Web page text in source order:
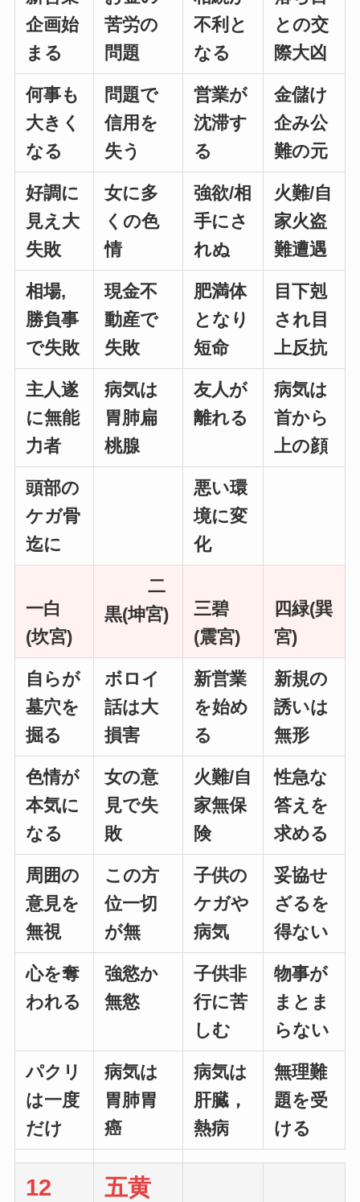
企画始
まる
苦労の
問題
不利と
なる
との交
際大凶
何事も
大きく
なる
問題で
信用を
失う
営業が
沈滞す
る
金儲け
企み公
難の元
好調に
見え大
失敗
女に多
くの色
情
強欲/相
手にさ
れぬ
火難/自
家火盗
難遭遇
相場,
勝負事
で失敗
現金不
動産で
失敗
肥満体
となり
短命
目下剋
され目
上反抗
主人遂
に無能
力者
病気は
胃肺扁
桃腺
友人が
離れる
病気は
首から
上の顔
頭部の
ケガ骨
迄に
悪い環
境に変
化
一白
(坎宮)
二
黒(坤宮)
三碧
(震宮)
四緑(巽
宮)
自らが
墓穴を
掘る
ボロイ
話は大
損害
新営業
を始め
る
新規の
誘いは
無形
色情が
本気に
なる
女の意
見で失
敗
火難/自
家無保
険
性急な
答えを
求める
周囲の
意見を
無視
この方
位一切
が無
子供の
ケガや
病気
妥協せ
ざるを
得ない
心を奪
われる
強慾か
無慾
子供非
行に苦
しむ
物事が
まとま
らない
パクリ
は一度
だけ
病気は
胃肺胃
癌
病気は
肝臓，
熱病
無理難
題を受
ける
12
五黄